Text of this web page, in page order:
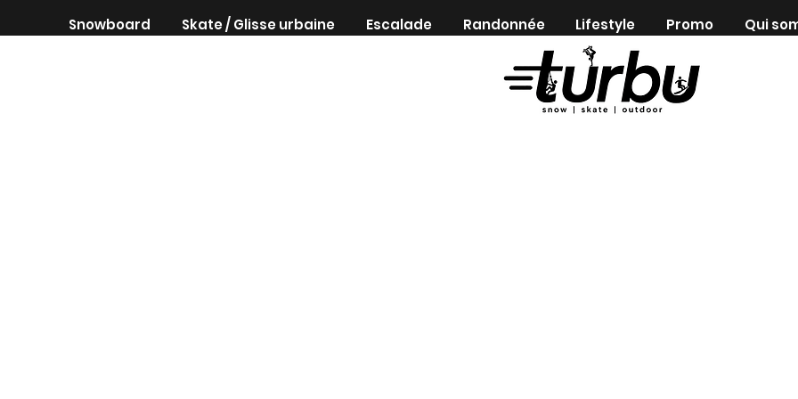
Snowboard Skate / Glisse urbaine Escalade Randonnée Lifestyle Promo Qui